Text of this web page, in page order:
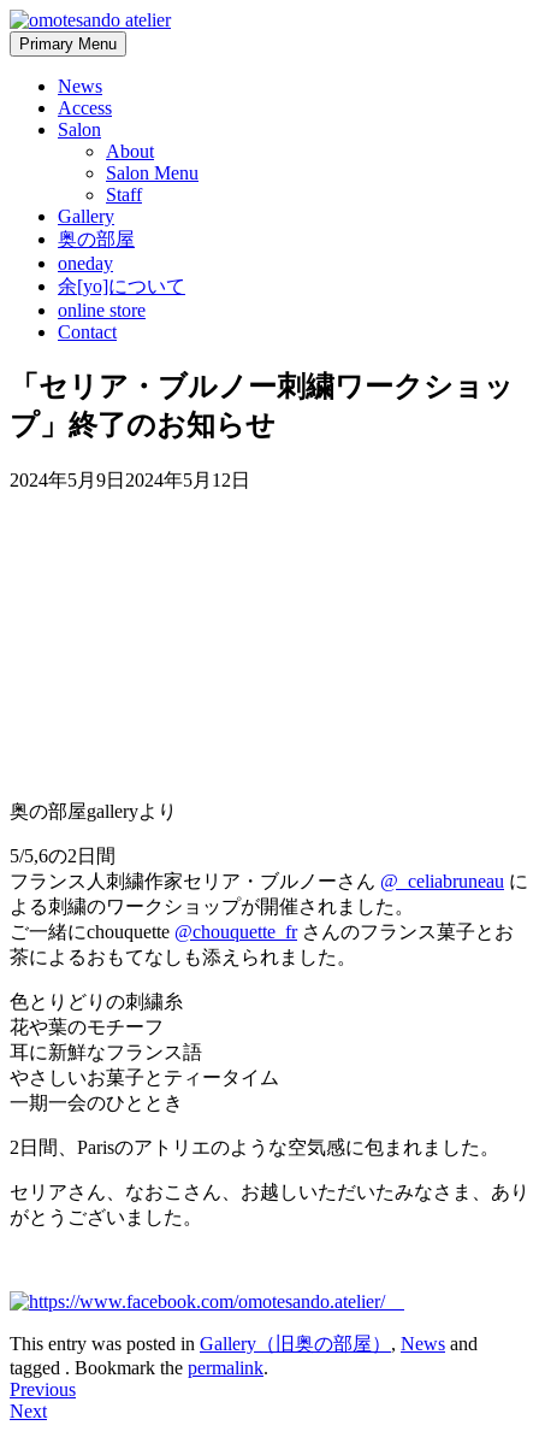
Skip
to
content
Primary Menu
News
Access
Salon
About
Salon Menu
Staff
Gallery
奥の部屋
oneday
余[yo]について
online store
Contact
「セリア・ブルノー刺繍ワークショッ
プ」終了のお知らせ
2024年5月9日 2024年5月12日
奥の部屋galleryより
5/5,6の2日間
フランス人刺繍作家セリア・ブルノーさん @_celiabruneau に
よる刺繍のワークショップが開催されました。
ご一緒にchouquette @chouquette_frさんのフランス菓子とお
茶によるおもてなしも添えられました。
色とりどりの刺繍糸
花や葉のモチーフ
耳に新鮮なフランス語
やさしいお菓子とティータイム
一期一会のひととき
2日間、Parisのアトリエのような空気感に包まれました。
セリアさん、なおこさん、お越しいただいたみなさま、あり
がとうございました。
This entry was posted in Gallery（旧奥の部屋） , News and
tagged . Bookmark the permalink.
Post
navigation
Previous
Next